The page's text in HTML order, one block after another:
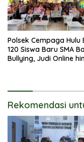
Polsek Cempaga Hulu
120 Siswa Baru SMA
Bullying, Judi Online
Rekomendasi